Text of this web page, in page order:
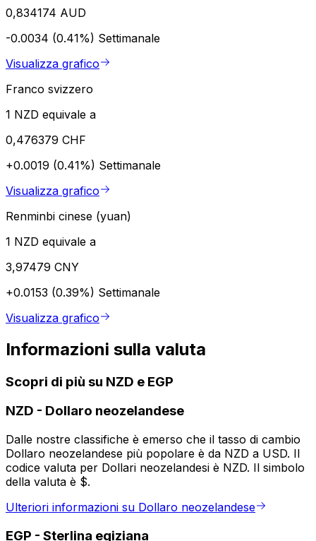
0,834174 AUD
-0.0034 (0.41%) Settimanale
Visualizza grafico
Franco svizzero
1 NZD equivale a
0,476379 CHF
+0.0019 (0.41%) Settimanale
Visualizza grafico
Renminbi cinese (yuan)
1 NZD equivale a
3,97479 CNY
+0.0153 (0.39%) Settimanale
Visualizza grafico
Informazioni sulla valuta
Scopri di più su NZD e EGP
NZD - Dollaro neozelandese
Dalle nostre classifiche è emerso che il tasso di cambio
Dollaro neozelandese più popolare è da NZD a USD. Il
codice valuta per Dollari neozelandesi è NZD. Il simbolo
della valuta è $.
Ulteriori informazioni su Dollaro neozelandese
EGP - Sterlina egiziana